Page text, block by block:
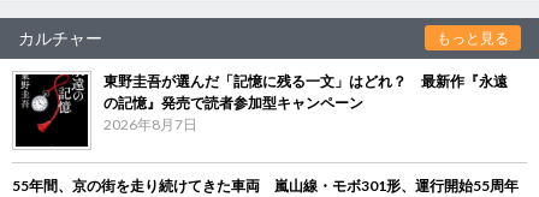
カルチャー もっと見る
東野圭吾が選んだ「記憶に残る一文」はどれ？ 最新作『永遠
の記憶』発売で読者参加型キャンペーン
2026年8月7日
55年間、京の街を走り続けてきた車両 嵐山線・モボ301形、運行開始55周年